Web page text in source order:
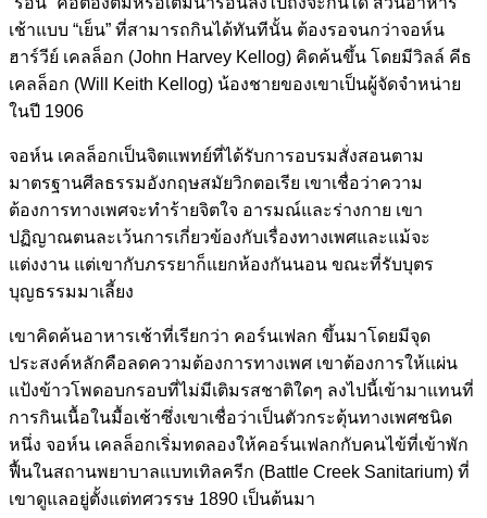
เช้าแบบ “เย็น” ที่สามารถกินได้ทันทีนั้น ต้องรอจนกว่าจอห์น
ฮาร์วีย์ เคลล็อก (John Harvey Kellog) คิดค้นขึ้น โดยมีวิลล์ คีธ
เคลล็อก (Will Keith Kellog) น้องชายของเขาเป็นผู้จัดจำหน่าย
ในปี 1906
จอห์น เคลล็อกเป็นจิตแพทย์ที่ได้รับการอบรมสั่งสอนตาม
มาตรฐานศีลธรรมอังกฤษสมัยวิกตอเรีย เขาเชื่อว่าความ
ต้องการทางเพศจะทำร้ายจิตใจ อารมณ์และร่างกาย เขา
ปฏิญาณตนละเว้นการเกี่ยวข้องกับเรื่องทางเพศและแม้จะ
แต่งงาน แต่เขากับภรรยาก็แยกห้องกันนอน ขณะที่รับบุตร
บุญธรรมมาเลี้ยง
เขาคิดค้นอาหารเช้าที่เรียกว่า คอร์นเฟลก ขึ้นมาโดยมีจุด
ประสงค์หลักคือลดความต้องการทางเพศ เขาต้องการให้แผ่น
แป้งข้าวโพดอบกรอบที่ไม่มีเติมรสชาติใดๆ ลงไปนี้เข้ามาแทนที่
การกินเนื้อในมื้อเช้าซึ่งเขาเชื่อว่าเป็นตัวกระตุ้นทางเพศชนิด
หนึ่ง จอห์น เคลล็อกเริ่มทดลองให้คอร์นเฟลกกับคนไข้ที่เข้าพัก
ฟื้นในสถานพยาบาลแบทเทิลครีก (Battle Creek Sanitarium) ที่
เขาดูแลอยู่ตั้งแต่ทศวรรษ 1890 เป็นต้นมา